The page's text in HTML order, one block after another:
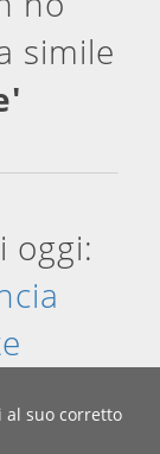
simile
oggi:
al suo corretto